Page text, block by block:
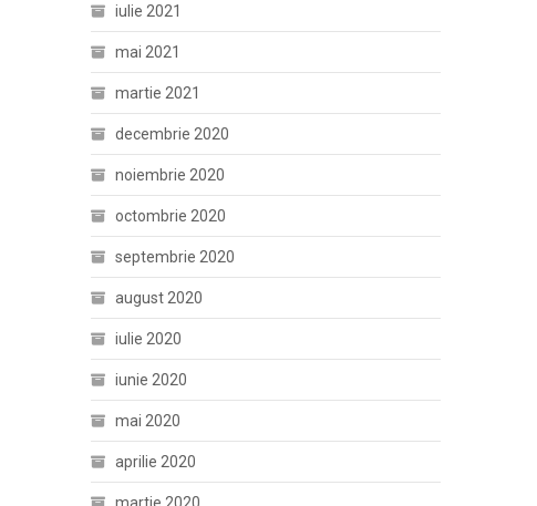
iulie 2021
mai 2021
martie 2021
decembrie 2020
noiembrie 2020
octombrie 2020
septembrie 2020
august 2020
iulie 2020
iunie 2020
mai 2020
aprilie 2020